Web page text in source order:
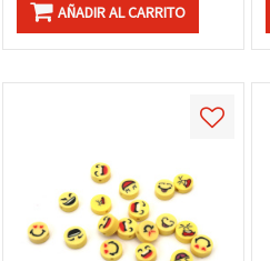
AÑADIR AL CARRITO